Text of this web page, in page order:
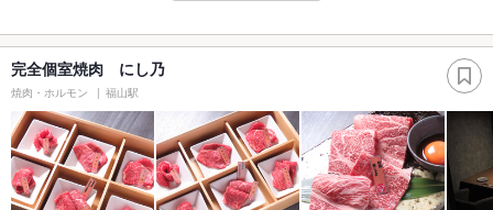
完全個室焼肉 にし乃
焼肉・ホルモン 福山駅